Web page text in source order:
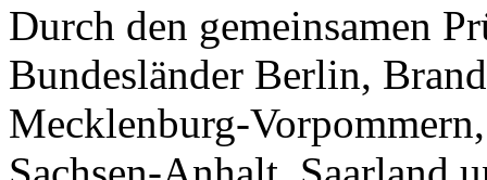
Durch den gemeinsamen
Bundesländer Berlin,
Mecklenburg-